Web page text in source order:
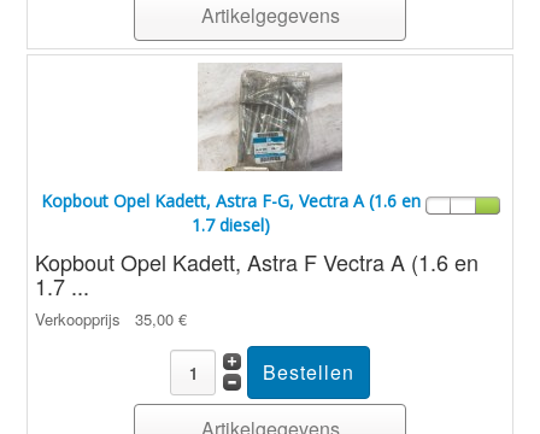
Artikelgegevens
Kopbout Opel Kadett, Astra F-G, Vectra A (1.6 en
1.7 diesel)
Kopbout Opel Kadett, Astra F Vectra A (1.6 en
1.7 ...
Verkoopprijs 35,00 €